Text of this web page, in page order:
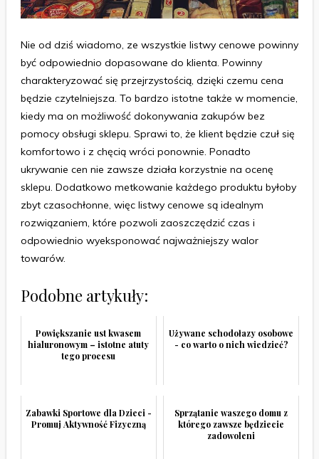
Nie od dziś wiadomo, ze wszystkie listwy cenowe powinny
być odpowiednio dopasowane do klienta. Powinny
charakteryzować się przejrzystością, dzięki czemu cena
będzie czytelniejsza. To bardzo istotne także w momencie,
kiedy ma on możliwość dokonywania zakupów bez
pomocy obsługi sklepu. Sprawi to, że klient będzie czuł się
komfortowo i z chęcią wróci ponownie. Ponadto
ukrywanie cen nie zawsze działa korzystnie na ocenę
sklepu. Dodatkowo metkowanie każdego produktu byłoby
zbyt czasochłonne, więc listwy cenowe są idealnym
rozwiązaniem, które pozwoli zaoszczędzić czas i
odpowiednio wyeksponować najważniejszy walor
towarów.
Podobne artykuły:
Powiększanie ust kwasem
hialuronowym – istotne atuty
tego procesu
Używane schodołazy osobowe
- co warto o nich wiedzieć?
Zabawki Sportowe dla Dzieci -
Promuj Aktywność Fizyczną
Sprzątanie waszego domu z
którego zawsze będziecie
zadowoleni